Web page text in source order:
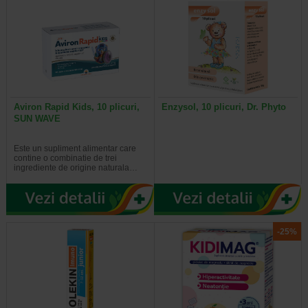
mancare. Cu toate acestea, este important sa discutati
intotdeauna cu un specialist inainte de a-i oferi suplimente /
vitamine copilului.
Aviron Rapid Kids, 10 plicuri,
SUN WAVE
Este un supliment alimentar care
contine o combinatie de trei
ingrediente de origine naturala…
Enzysol, 10 plicuri, Dr. Phyto
-25%